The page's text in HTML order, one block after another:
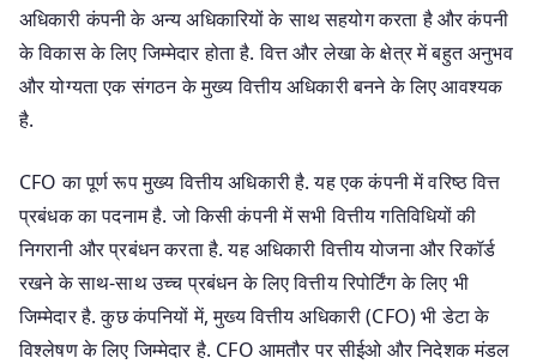
अधिकारी कंपनी के अन्य अधिकारियों के साथ सहयोग करता है और कंपनी
के विकास के लिए जिम्मेदार होता है. वित्त और लेखा के क्षेत्र में बहुत अनुभव
और योग्यता एक संगठन के मुख्य वित्तीय अधिकारी बनने के लिए आवश्यक
है.
CFO का पूर्ण रूप मुख्य वित्तीय अधिकारी है. यह एक कंपनी में वरिष्ठ वित्त
प्रबंधक का पदनाम है. जो किसी कंपनी में सभी वित्तीय गतिविधियों की
निगरानी और प्रबंधन करता है. यह अधिकारी वित्तीय योजना और रिकॉर्ड
रखने के साथ-साथ उच्च प्रबंधन के लिए वित्तीय रिपोर्टिंग के लिए भी
जिम्मेदार है. कुछ कंपनियों में, मुख्य वित्तीय अधिकारी (CFO) भी डेटा के
विश्लेषण के लिए जिम्मेदार है. CFO आमतौर पर सीईओ और निदेशक मंडल